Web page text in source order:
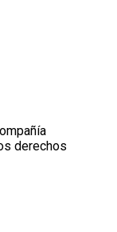
derechos